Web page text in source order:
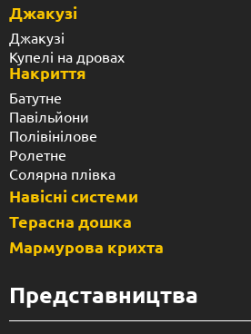
Джакузі
Джакузі
Купелі на дровах
Накриття
Батутне
Павільйони
Полівінілове
Ролетне
Солярна плівка
Навісні системи
Терасна дошка
Мармурова крихта
Представництва